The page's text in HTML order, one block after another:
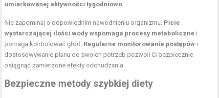
umiarkowanej aktywności tygodniowo.
Nie zapominaj o odpowiednim nawodnieniu organizmu. Picie
wystarczającej ilości wody wspomaga procesy metaboliczne i
pomaga kontrolować głód. Regularne monitorowanie postępów i
dostosowywanie planu do swoich potrzeb pozwoli Ci bezpiecznie
osiągnąć zamierzone efekty odchudzania.
Bezpieczne metody szybkiej diety